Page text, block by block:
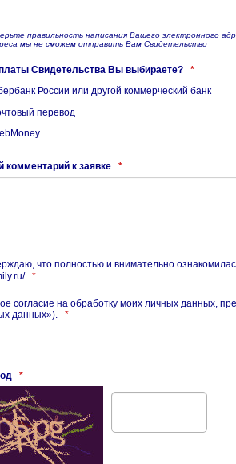
правильность написания Вашего электронного
мы не сможем отправить Вам Свидетельство
Свидетельства Вы выбираете?
*
России или другой коммерческий банк
перевод
к заявке *
что полностью и внимательно
*
согласие на обработку моих личных данных,
данных»).
*
*